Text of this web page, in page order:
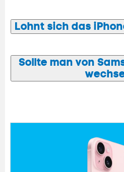
Lohnt sich das
Sollte man von